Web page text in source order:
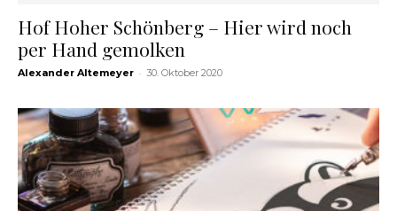
Hof Hoher Schönberg – Hier wird noch
per Hand gemolken
Alexander Altemeyer - 30. Oktober 2020